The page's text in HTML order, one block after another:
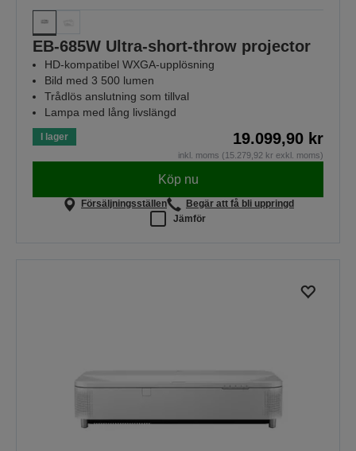
EB-685W Ultra-short-throw projector
HD-kompatibel WXGA-upplösning
Bild med 3 500 lumen
Trådlös anslutning som tillval
Lampa med lång livslängd
I lager 19.099,90 kr
inkl. moms (15.279,92 kr exkl. moms)
Köp nu
Försäljningsställen
Begär att få bli uppringd
Jämför